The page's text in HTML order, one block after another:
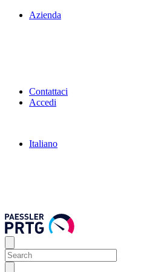
Azienda
Contattaci
Accedi
Italiano